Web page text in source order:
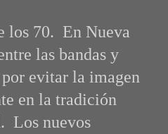
los 70. En Nueva
las bandas y
por evitar la imagen
en la tradición
Los nuevos